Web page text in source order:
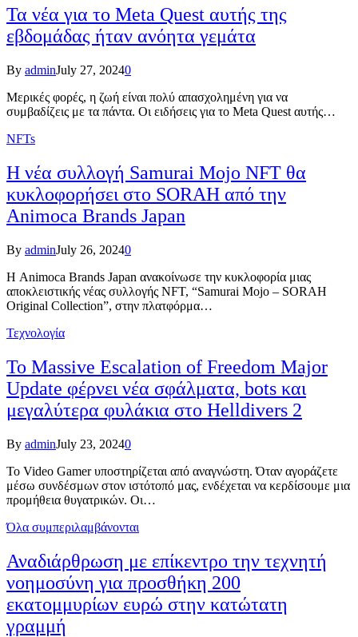
Τα νέα για το Meta Quest αυτής της
εβδομάδας ήταν ανόητα γεμάτα
By adminJuly 27, 20240
Μερικές φορές, η ζωή είναι πολύ απασχολημένη για να
συμβαδίζεις με τα πάντα. Οι ειδήσεις για το Meta Quest αυτής…
NFTs
Η νέα συλλογή Samurai Mojo NFT θα
κυκλοφορήσει στο SORAH από την
Animoca Brands Japan
By adminJuly 26, 20240
Η Animoca Brands Japan ανακοίνωσε την κυκλοφορία μιας
αποκλειστικής νέας συλλογής NFT, “Samurai Mojo – SORAH
Original Collection”, στην πλατφόρμα…
Τεχνολογία
Το Massive Escalation of Freedom Major
Update φέρνει νέα σφάλματα, bots και
μεγαλύτερα φυλάκια στο Helldivers 2
By adminJuly 23, 20240
Το Video Gamer υποστηρίζεται από αναγνώστη. Όταν αγοράζετε
μέσω συνδέσμων στον ιστότοπό μας, ενδέχεται να κερδίσουμε μια
προμήθεια θυγατρικών. Οι…
Όλα συμπεριλαμβάνονται
Αναδιάρθρωση με επίκεντρο την τεχνητή
νοημοσύνη για προσθήκη 200
εκατομμυρίων ευρώ στην κατώτατη
γραμμή